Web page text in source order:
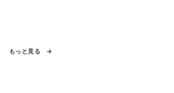
もっと見る